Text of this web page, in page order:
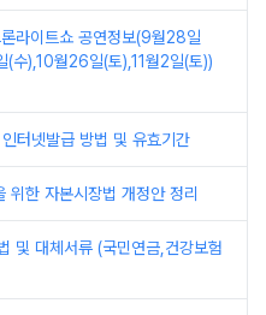
라이트쇼 공연정보(9월28일
수),10월26일(토),11월2일(토))
터넷발급 방법 및 유효기간
위한 자본시장법 개정안 정리
및 대체서류 (국민연금,건강보험